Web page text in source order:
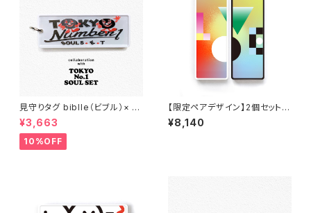
見守りタグ biblle（ビブル）× T
OKYO No.1 SOUL SET/whit
e
¥3,663
10%OFF
【限定ペアデザイン】2個セットbi
blle-LOVEカラフル‐
¥8,140